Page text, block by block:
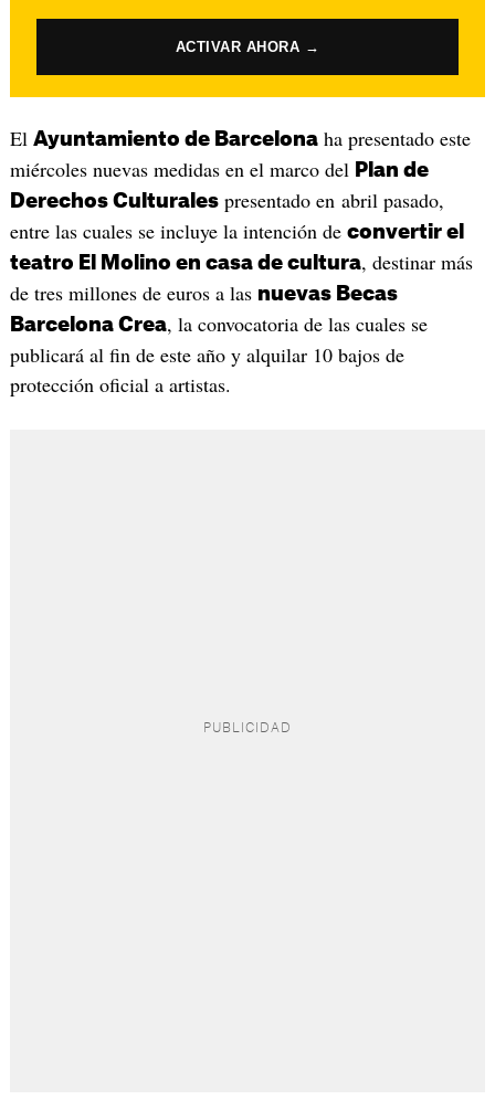
ACTIVAR AHORA →
El Ayuntamiento de Barcelonaha presentado este
miércoles nuevas medidas en el marco del Plan de
Derechos Culturalespresentado en abril pasado,
entre las cuales se incluye la intención de convertir el
teatro El Molino en casa de cultura, destinar más
de tres millones de euros a las nuevas Becas
Barcelona Crea, la convocatoria de las cuales se
publicará al fin de este año y alquilar 10 bajos de
protección oficial a artistas.